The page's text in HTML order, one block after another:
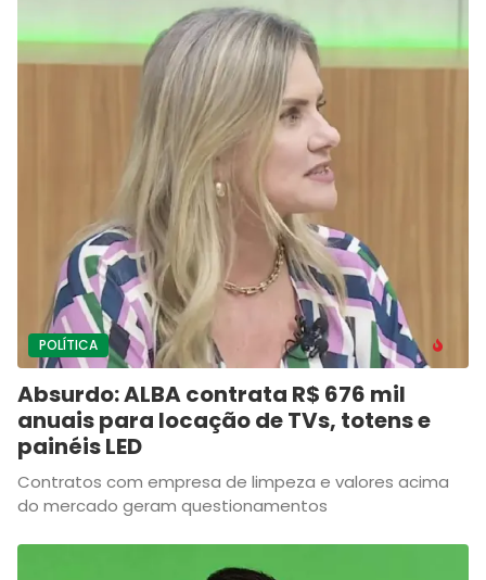
POLÍTICA
Absurdo: ALBA contrata R$ 676 mil
anuais para locação de TVs, totens e
painéis LED
Contratos com empresa de limpeza e valores acima
do mercado geram questionamentos